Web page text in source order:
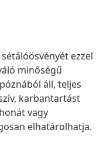
ezzel
minőségű
áll, teljes
karbantartást
vagy
elhatárolhatja.